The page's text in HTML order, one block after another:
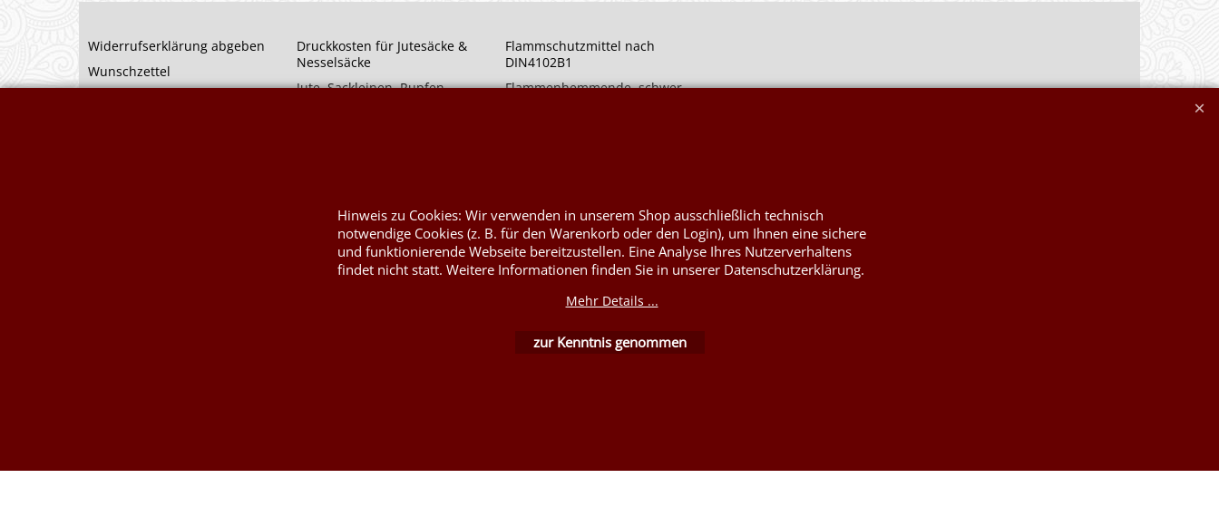
Widerrufserklärung abgeben
Wunschzettel
Druckkosten für Jutesäcke &
Nesselsäcke
Jute, Sackleinen, Rupfen
Flammschutzmittel nach
DIN4102B1
Flammenhemmende, schwer
WebShop erstellt mit ShopFactory Shop Software.
Hinweis zu Cookies: Wir verwenden in unserem Shop ausschließlich technisch
notwendige Cookies (z. B. für den Warenkorb oder den Login), um Ihnen eine sichere
und funktionierende Webseite bereitzustellen. Eine Analyse Ihres Nutzerverhaltens
findet nicht statt. Weitere Informationen finden Sie in unserer Datenschutzerklärung.
Mehr Details ...
zur Kenntnis genommen